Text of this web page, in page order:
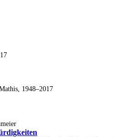
1948–2017